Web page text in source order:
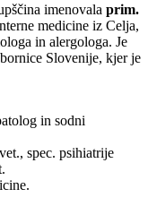
imenovala prim.
medicine iz Celja,
in alergologa. Je
Slovenije, kjer je
in sodni
spec. psihiatrije